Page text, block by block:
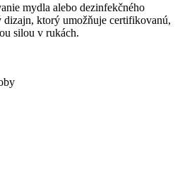
mydla alebo dezinfekčného
ktorý umožňuje certifikovanú,
silou v rukách.